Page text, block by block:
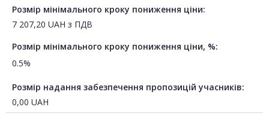
Розмір мінімального кроку пониження ціни:
7 207,20 UAH з ПДВ
Розмір мінімального кроку пониження ціни, %:
0.5%
Розмір надання забезпечення пропозицій учасників:
0,00 UAH